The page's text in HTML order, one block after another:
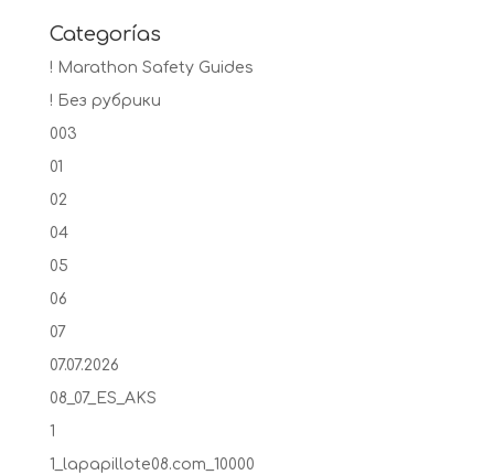
Categorías
! Marathon Safety Guides
! Без рубрики
003
01
02
04
05
06
07
07.07.2026
08_07_ES_AKS
1
1_lapapillote08.com_10000